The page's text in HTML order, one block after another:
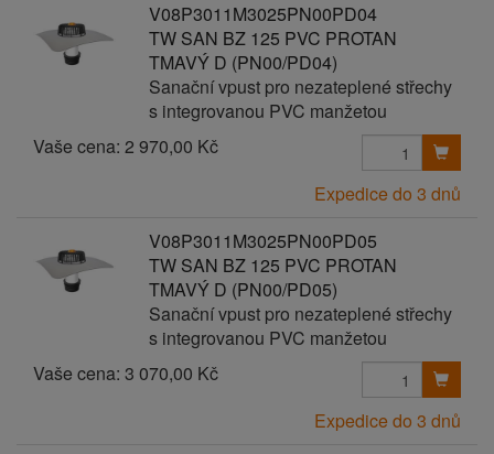
V08P3011M3025PN00PD04
TW SAN BZ 125 PVC PROTAN
TMAVÝ D (PN00/PD04)
Sanační vpust pro nezateplené střechy
s integrovanou PVC manžetou
Vaše cena: 2 970,00 Kč
Expedice do 3 dnů
V08P3011M3025PN00PD05
TW SAN BZ 125 PVC PROTAN
TMAVÝ D (PN00/PD05)
Sanační vpust pro nezateplené střechy
s integrovanou PVC manžetou
Vaše cena: 3 070,00 Kč
Expedice do 3 dnů